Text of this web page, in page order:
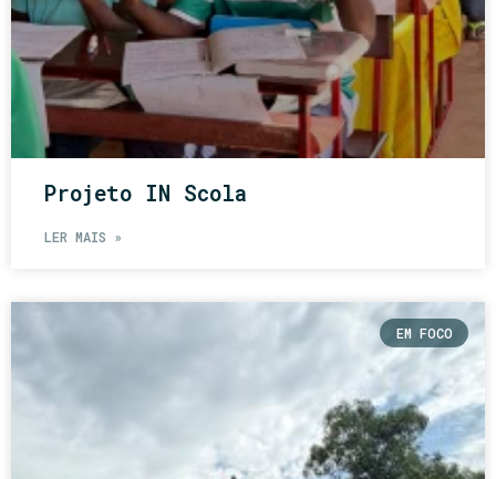
Projeto IN Scola
LER MAIS »
EM FOCO